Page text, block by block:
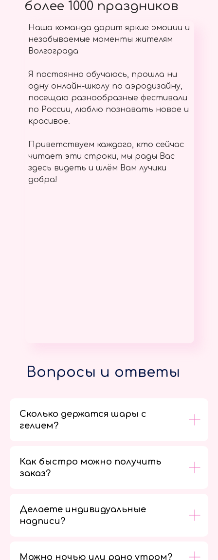
более 1000 праздников
Наша команда дарит яркие эмоции и
незабываемые моменты жителям
Волгограда
Я постоянно обучаюсь, прошла ни
одну онлайн-школу по аэродизайну,
посещаю разнообразные фестивали
по России, люблю познавать новое и
красивое.
Приветствуем каждого, кто сейчас
читает эти строки, мы рады Вас
здесь видеть и шлём Вам лучики
добра!
Вопросы и ответы
Сколько держатся шары с
гелием?
Как быстро можно получить
заказ?
Делаете индивидуальные
надписи?
Можно ночью или рано утром?